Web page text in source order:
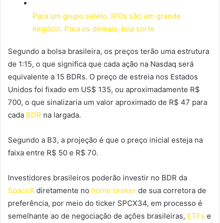
Para um grupo seleto, IPOs são um grande
negócio. Para os demais, boa sorte
Segundo a bolsa brasileira, os preços terão uma estrutura
de 1:15, o que significa que cada ação na Nasdaq será
equivalente a 15 BDRs. O preço de estreia nos Estados
Unidos foi fixado em US$ 135, ou aproximadamente R$
700, o que sinalizaria um valor aproximado de R$ 47 para
cada BDR na largada.
Segundo a B3, a projeção é que o preço inicial esteja na
faixa entre R$ 50 e R$ 70.
Investidores brasileiros poderão investir no BDR da
SpaceX diretamente no home broker de sua corretora de
preferência, por meio do ticker SPCX34, em processo é
semelhante ao de negociação de ações brasileiras, ETFs e